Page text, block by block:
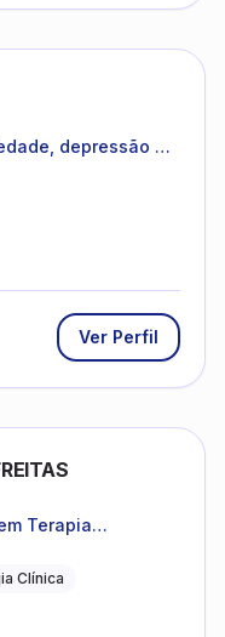
depressão e
Ver Perfil
Terapia
Clínica